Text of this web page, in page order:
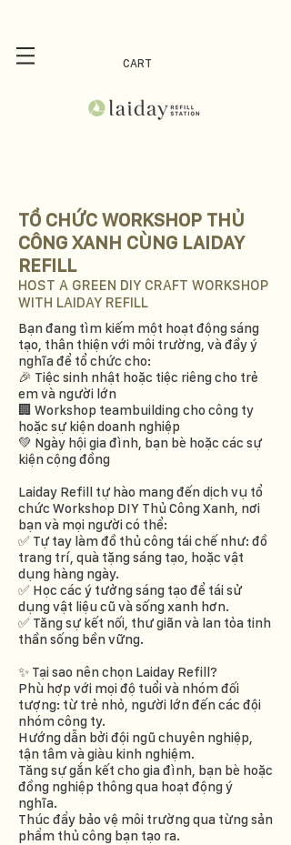
CART
TỔ CHỨC WORKSHOP THỦ
CÔNG XANH CÙNG LAIDAY
REFILL
HOST A GREEN DIY CRAFT WORKSHOP
WITH LAIDAY REFILL
Bạn đang tìm kiếm một hoạt động sáng
tạo, thân thiện với môi trường, và đầy ý
nghĩa để tổ chức cho:
🎉 Tiệc sinh nhật hoặc tiệc riêng cho trẻ
em và người lớn
🏢 Workshop teambuilding cho công ty
hoặc sự kiện doanh nghiệp
💚 Ngày hội gia đình, bạn bè hoặc các sự
kiện cộng đồng
Laiday Refill tự hào mang đến dịch vụ tổ
chức Workshop DIY Thủ Công Xanh, nơi
bạn và mọi người có thể:
✅ Tự tay làm đồ thủ công tái chế như: đồ
trang trí, quà tặng sáng tạo, hoặc vật
dụng hàng ngày.
✅ Học các ý tưởng sáng tạo để tái sử
dụng vật liệu cũ và sống xanh hơn.
✅ Tăng sự kết nối, thư giãn và lan tỏa tinh
thần sống bền vững.
✨ Tại sao nên chọn Laiday Refill?
Phù hợp với mọi độ tuổi và nhóm đối
tượng: từ trẻ nhỏ, người lớn đến các đội
nhóm công ty.
Hướng dẫn bởi đội ngũ chuyên nghiệp,
tận tâm và giàu kinh nghiệm.
Tăng sự gắn kết cho gia đình, bạn bè hoặc
đồng nghiệp thông qua hoạt động ý
nghĩa.
Thúc đẩy bảo vệ môi trường qua từng sản
phẩm thủ công bạn tạo ra.